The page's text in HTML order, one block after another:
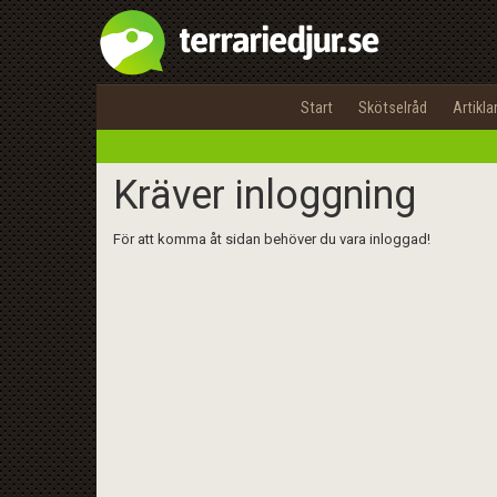
Start Skötselråd Artiklar
Kräver inloggning
För att komma åt sidan behöver du vara inloggad!